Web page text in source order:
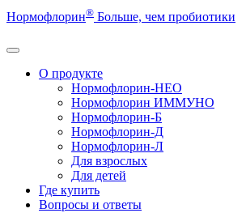
Нормофлорин® Больше, чем пробиотики
О продукте
Нормофлорин-НЕО
Нормофлорин ИММУНО
Нормофлорин-Б
Нормофлорин-Д
Нормофлорин-Л
Для взрослых
Для детей
Где купить
Вопросы и ответы